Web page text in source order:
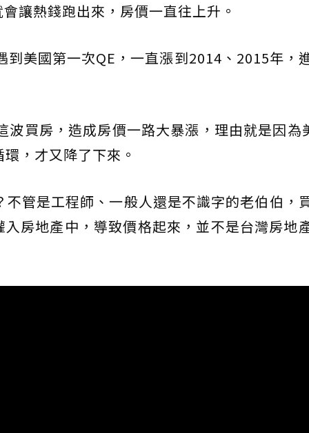
讓熱錢跑出來，房價一直往上升。
美國第一次QE，一直漲到2014、2015年，
買房，造成房價一路大暴漲，理由就是因為
，才又降了下來。
管是工程師、一般人還是不識字的老伯伯，
房地產中，導致價格起來，並不是台灣房地